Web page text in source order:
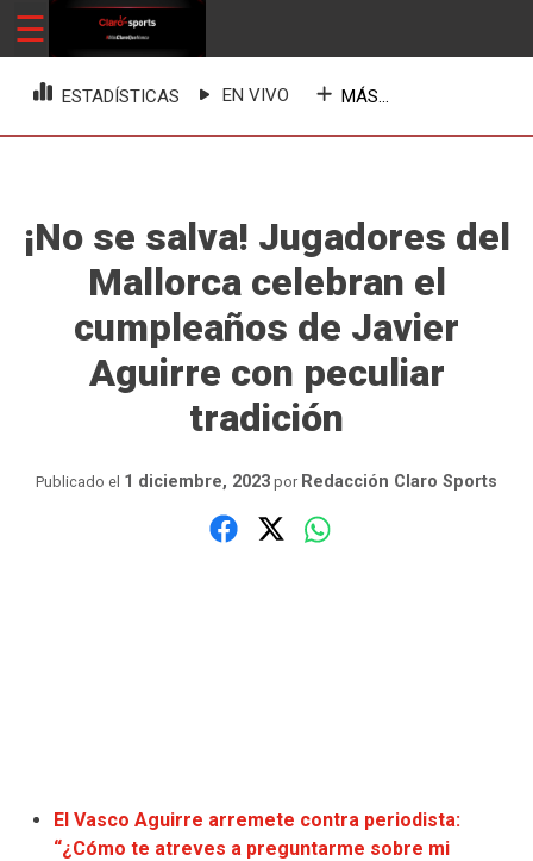
Skip
☰
ClaroSports
Más Claro que nunca
ESTADÍSTICAS EN VIVO MÁS...
¡No se salva! Jugadores del
Mallorca celebran el
cumpleaños de Javier
Aguirre con peculiar
tradición
Publicado el 1 diciembre, 2023 por Redacción Claro Sports
El Vasco Aguirre arremete contra periodista:
“¿Cómo te atreves a preguntarme sobre mi